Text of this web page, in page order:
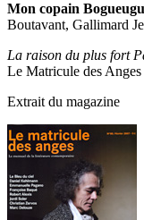
Mon copain
Boutavant, Gallimard
La raison du plus fort
Le Matricule des
Extrait du magazine